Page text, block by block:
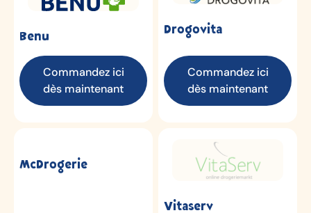
Benu
Commandez ici
dès maintenant
Drogovita
Commandez ici
dès maintenant
McDrogerie
Vitaserv